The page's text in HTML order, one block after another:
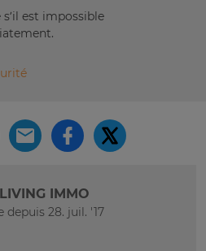
s’il est impossible
IMMO
depuis 28. juil. '17